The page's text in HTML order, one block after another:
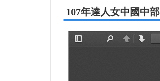
107年達人女中國中部